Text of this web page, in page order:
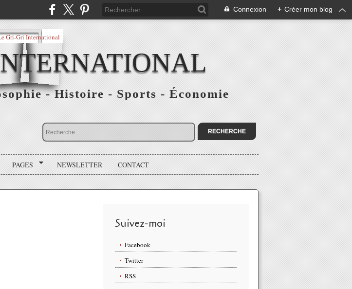
Connexion + Créer mon blog
- Histoire - Sports - Économie
PAGES NEWSLETTER CONTACT
Suivez-moi
Facebook
Twitter
RSS